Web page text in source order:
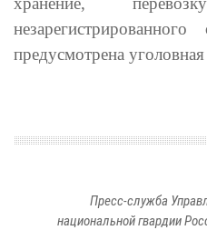
предусмотрена уголовная
Пресс-служба
национальной гвардии